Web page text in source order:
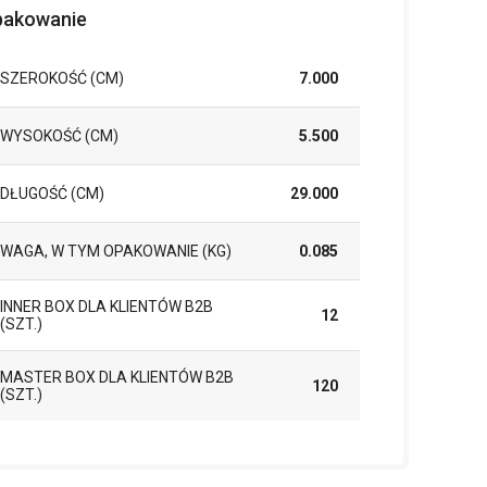
SZEROKOŚĆ (CM) 7.000
WYSOKOŚĆ (CM) 5.500
DŁUGOŚĆ (CM) 29.000
WAGA, W TYM OPAKOWANIE (KG) 0.085
INNER BOX DLA KLIENTÓW B2B
(SZT.)
12
MASTER BOX DLA KLIENTÓW B2B
(SZT.)
120